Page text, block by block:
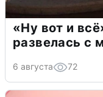
«Ну вот и
развелась с
6 августа 72